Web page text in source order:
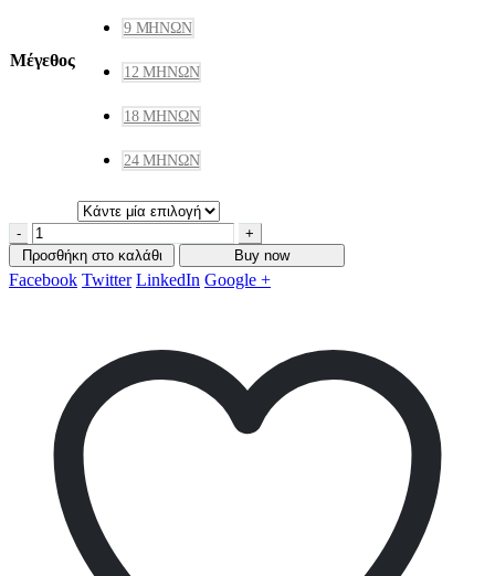
Μέγεθος
9 ΜΗΝΏΝ
12 ΜΗΝΏΝ
18 ΜΗΝΏΝ
24 ΜΗΝΏΝ
-
+
Προσθήκη στο καλάθι
Buy now
Facebook Twitter LinkedIn Google +